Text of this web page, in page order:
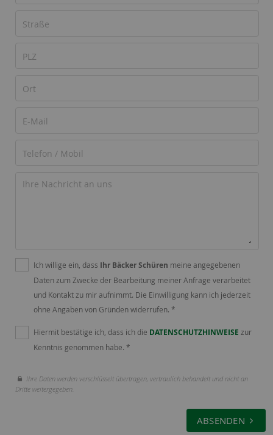
Ich willige ein, dass Ihr Bäcker Schüren meine angegebenen
Daten zum Zwecke der Bearbeitung meiner Anfrage verarbeitet
und Kontakt zu mir aufnimmt. Die Einwilligung kann ich jederzeit
ohne Angaben von Gründen widerrufen. *
Hiermit bestätige ich, dass ich die DATENSCHUTZHINWEISE zur
Kenntnis genommen habe. *
Ihre Daten werden verschlüsselt übertragen, vertraulich behandelt und nicht an
Dritte weitergegeben.
ABSENDEN